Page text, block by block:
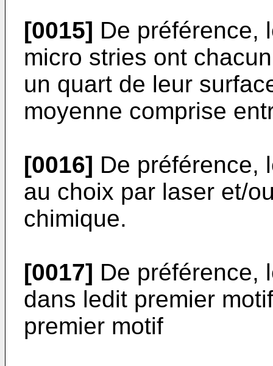
[0015] De préférence,
micro stries ont
un quart de leur
moyenne comprise
[0016] De préférence,
au choix par laser et/
chimique.
[0017] De préférence,
dans ledit premier
premier motif